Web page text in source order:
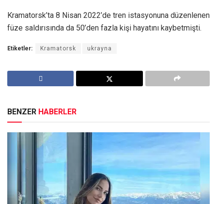
Kramatorsk’ta 8 Nisan 2022’de tren istasyonuna düzenlenen
füze saldırısında da 50’den fazla kişi hayatını kaybetmişti.
Etiketler: Kramatorsk ukrayna
BENZER HABERLER